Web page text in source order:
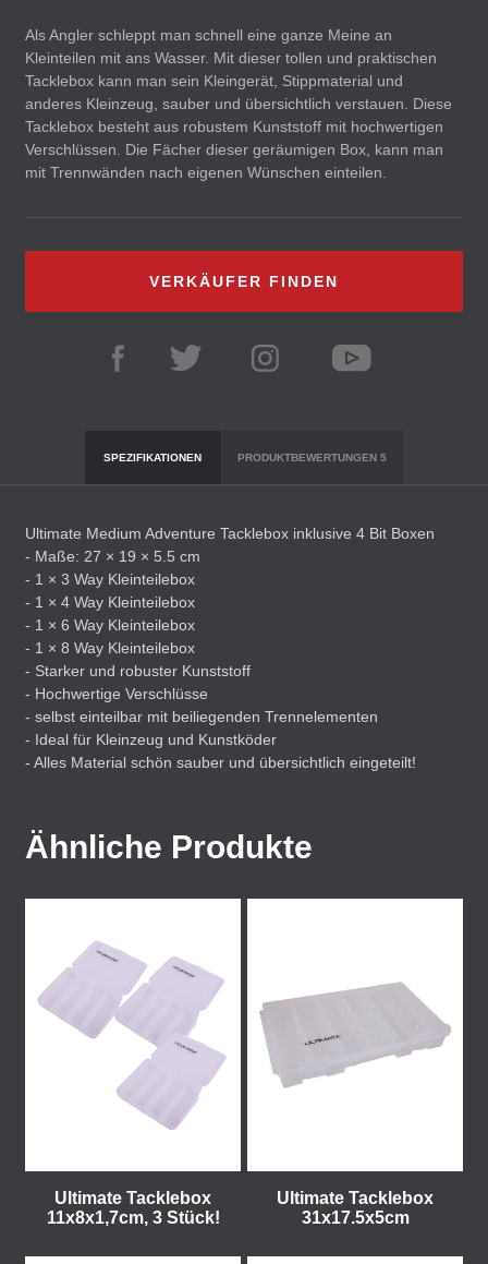
Als Angler schleppt man schnell eine ganze Meine an
Kleinteilen mit ans Wasser. Mit dieser tollen und praktischen
Tacklebox kann man sein Kleingerät, Stippmaterial und
anderes Kleinzeug, sauber und übersichtlich verstauen. Diese
Tacklebox besteht aus robustem Kunststoff mit hochwertigen
Verschlüssen. Die Fächer dieser geräumigen Box, kann man
mit Trennwänden nach eigenen Wünschen einteilen.
VERKÄUFER FINDEN
SPEZIFIKATIONEN PRODUKTBEWERTUNGEN5
Ultimate Medium Adventure Tacklebox inklusive 4 Bit Boxen
- Maße: 27 × 19 × 5.5 cm
- 1 × 3 Way Kleinteilebox
- 1 × 4 Way Kleinteilebox
- 1 × 6 Way Kleinteilebox
- 1 × 8 Way Kleinteilebox
- Starker und robuster Kunststoff
- Hochwertige Verschlüsse
- selbst einteilbar mit beiliegenden Trennelementen
- Ideal für Kleinzeug und Kunstköder
- Alles Material schön sauber und übersichtlich eingeteilt!
Ähnliche Produkte
Ultimate Tacklebox
11x8x1,7cm, 3 Stück!
Ultimate Tacklebox
31x17.5x5cm